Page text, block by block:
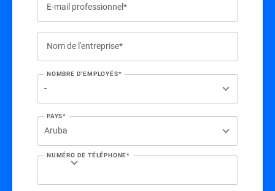
E-mail professionnel*
Nom de l'entreprise*
NOMBRE D'EMPLOYÉS*
PAYS*
NUMÉRO DE TÉLÉPHONE*